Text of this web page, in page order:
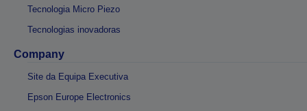
Tecnologia Micro Piezo
Tecnologias inovadoras
Company
Site da Equipa Executiva
Epson Europe Electronics